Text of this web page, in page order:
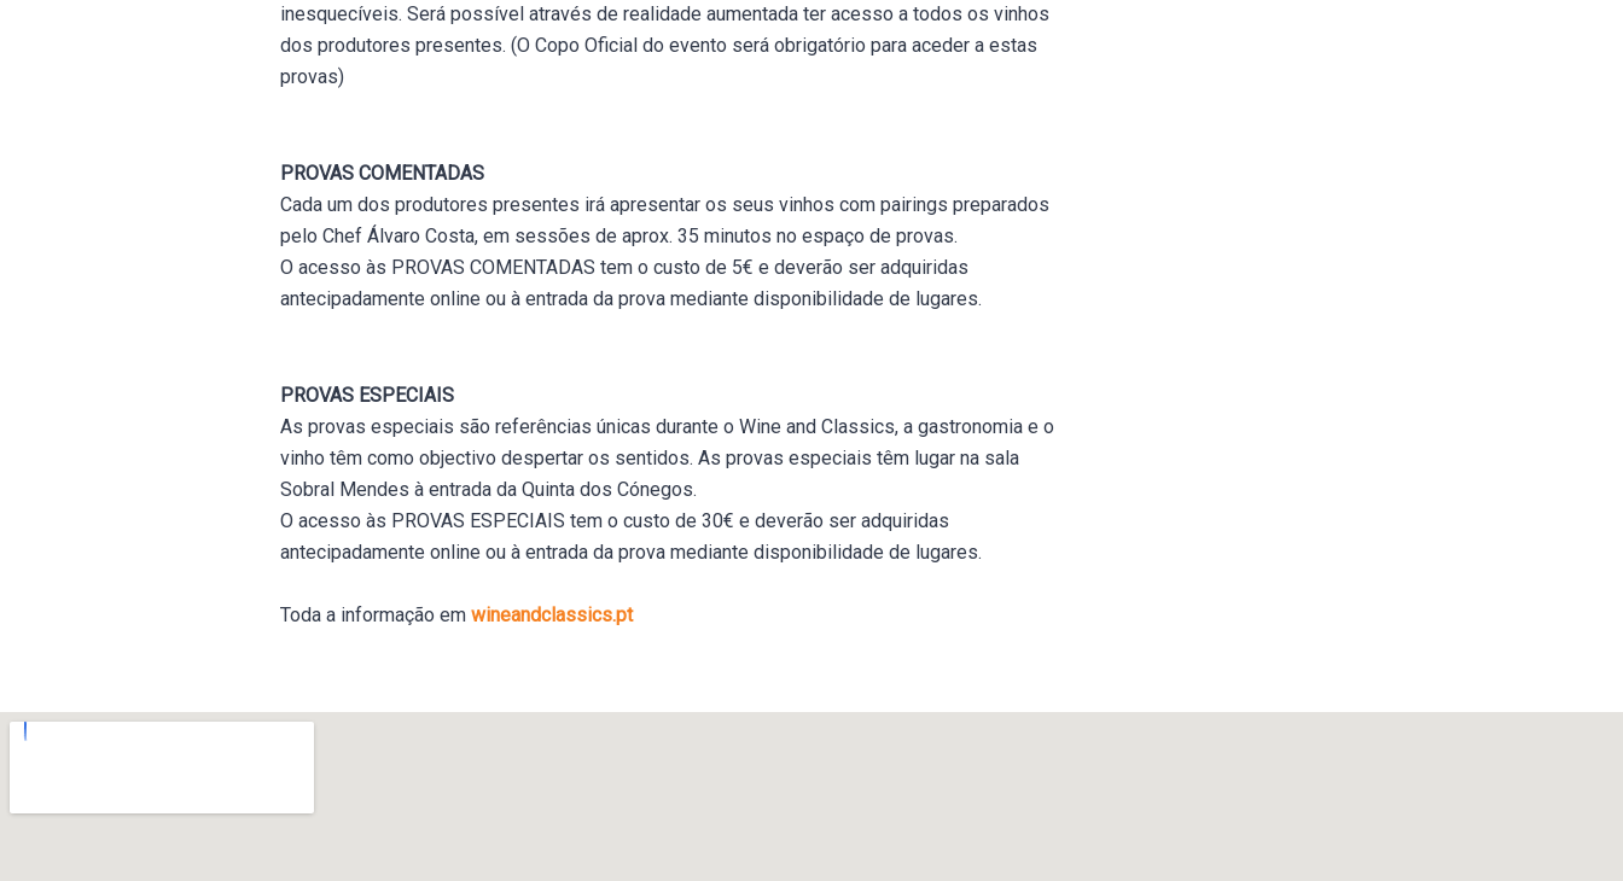
inesquecíveis. Será possível através de realidade aumentada ter acesso a todos os vinhos
dos produtores presentes. (O Copo Oficial do evento será obrigatório para aceder a estas
provas)
PROVAS COMENTADAS
Cada um dos produtores presentes irá apresentar os seus vinhos com pairings preparados
pelo Chef Álvaro Costa, em sessões de aprox. 35 minutos no espaço de provas.
O acesso às PROVAS COMENTADAS tem o custo de 5€ e deverão ser adquiridas
antecipadamente online ou à entrada da prova mediante disponibilidade de lugares.
PROVAS ESPECIAIS
As provas especiais são referências únicas durante o Wine and Classics, a gastronomia e o
vinho têm como objectivo despertar os sentidos. As provas especiais têm lugar na sala
Sobral Mendes à entrada da Quinta dos Cónegos.
O acesso às PROVAS ESPECIAIS tem o custo de 30€ e deverão ser adquiridas
antecipadamente online ou à entrada da prova mediante disponibilidade de lugares.
Toda a informação em wineandclassics.pt